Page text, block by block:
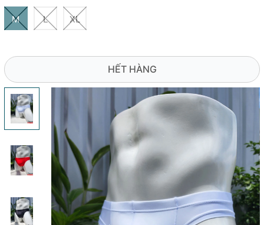
M L XL
HẾT HÀNG